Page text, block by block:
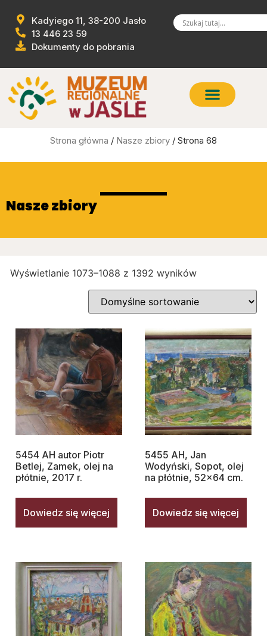
Kadyiego 11, 38-200 Jasło
13 446 23 59
Dokumenty do pobrania
Strona główna / Nasze zbiory / Strona 68
Nasze zbiory
Wyświetlanie 1073–1088 z 1392 wyników
5454 AH autor Piotr
Betlej, Zamek, olej na
płótnie, 2017 r.
Dowiedz się więcej
5455 AH, Jan
Wodyński, Sopot, olej
na płótnie, 52×64 cm.
Dowiedz się więcej